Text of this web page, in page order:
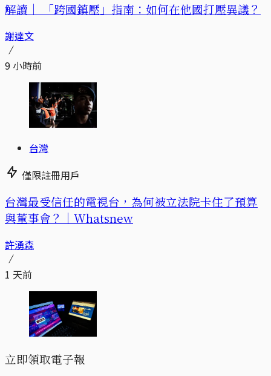
解讀｜ 「跨國鎮壓」指南：如何在他國打壓異議？
謝達文
9 小時前
台灣
僅限註冊用戶
台灣最受信任的電視台，為何被立法院卡住了預算
與董事會？｜Whatsnew
許湧森
1 天前
立即領取電子報